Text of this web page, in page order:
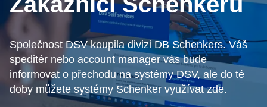
Společnost DSV koupila divizi DB Schenkers. Váš
speditér nebo account manager vás bude
informovat o přechodu na systémy DSV, ale do té
doby můžete systémy Schenker využívat zde.